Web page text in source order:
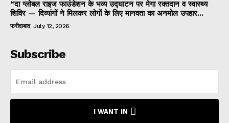
“दा ग्लोबल राइज फाउंडेशन के भव्य उद्घाटन पर मेगा रक्तदान व स्वास्थ्य
शिविर — दिव्यांगों ने मिलकर लोगों के लिए मानवता का अनमोल उपहार...
फरीदाबाद July 12, 2026
Subscribe
I WANT IN